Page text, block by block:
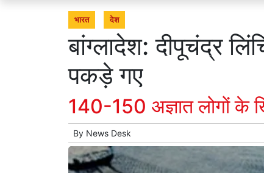
भारत देश
बांग्लादेश: दीपूचंद्र
पकड़े गए
140-150 अज्ञात लोगों के
By News Desk